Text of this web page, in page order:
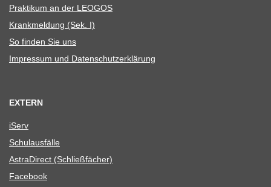
Prak­ti­kum an der LEOGOS
Krank­mel­dung (Sek. I)
So fin­den Sie uns
Impres­sum und Datenschutzerklärung
EXTERN
iServ
Schul­aus­fälle
Astra­Di­rect (Schließ­fä­cher)
Face­book